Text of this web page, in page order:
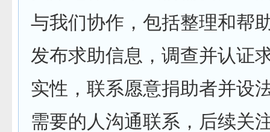
与我们协作，包括整理和帮
发布求助信息，调查并认证
实性，联系愿意捐助者并设
需要的人沟通联系，后续关